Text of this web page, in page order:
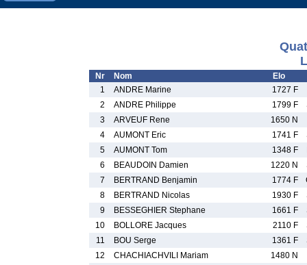
Nr Nom
Elo
1
ANDRE Marine
1727 F
2
ANDRE Philippe 1799 F
3
ARVEUF Rene
1650 N
4
AUMONT Eric 1741 F
5
AUMONT Tom 1348 F
6
BEAUDOIN Damien 1220 N
7
BERTRAND Benjamin 1774 F
8
BERTRAND Nicolas 1930 F
9
BESSEGHIER Stephane 1661 F
10
BOLLORE Jacques 2110 F
11
BOU Serge 1361 F
12
CHACHIACHVILI Mariam
1480 N